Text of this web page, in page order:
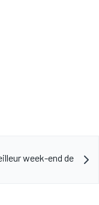
week-end de